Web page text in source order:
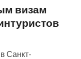
визам
Санкт-